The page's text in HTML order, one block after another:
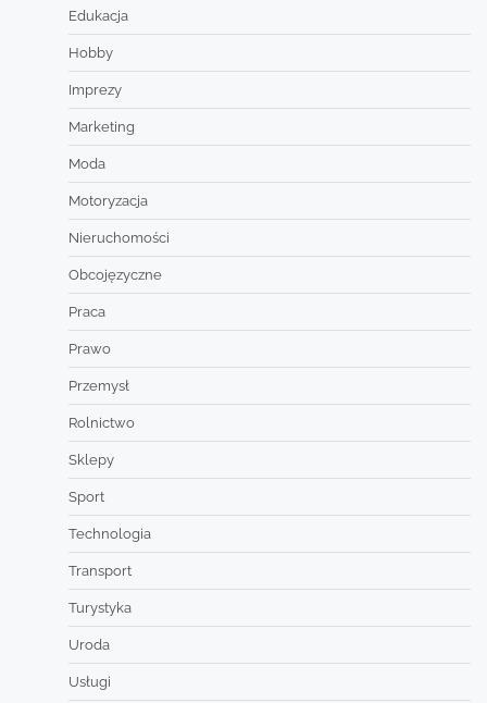
Edukacja
Hobby
Imprezy
Marketing
Moda
Motoryzacja
Nieruchomości
Obcojęzyczne
Praca
Prawo
Przemysł
Rolnictwo
Sklepy
Sport
Technologia
Transport
Turystyka
Uroda
Usługi